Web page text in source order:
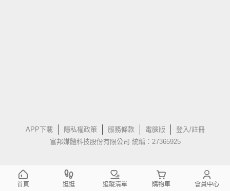
APP下載 隱私權政策 服務條款 電腦版
登入/註冊
富邦媒體科技股份有限公司 統編：27365925
首頁 逛逛 追蹤清單 購物車 會員中心